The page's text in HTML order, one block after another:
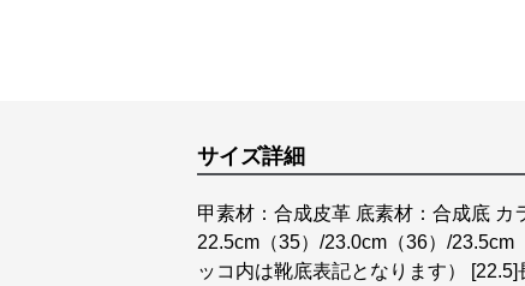
サイズ詳細
甲素材：合成皮革 底素材：合成底 カ
22.5cm（35）/23.0cm（36）/23.5cm
ッコ内は靴底表記となります）